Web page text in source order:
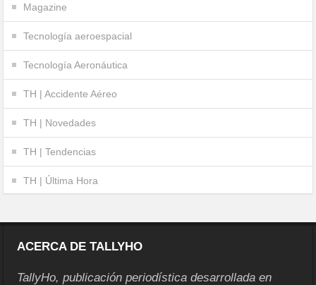
Magazine
Tecnología aeroespacial
Tecnología Aeronáutica
TH | Accidente Aéreo
TH | Novedades
TH | Tendencias
TH | Última Hora
ACERCA DE TALLYHO
TallyHo, publicación periodística desarrollada en